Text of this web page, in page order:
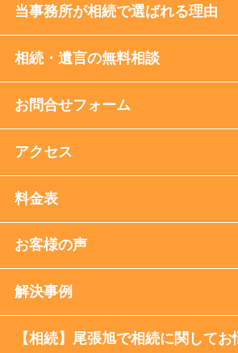
当事務所が相続で選ばれる理由
相続・遺言の無料相談
お問合せフォーム
アクセス
料金表
お客様の声
解決事例
【相続】尾張旭で相続に関して